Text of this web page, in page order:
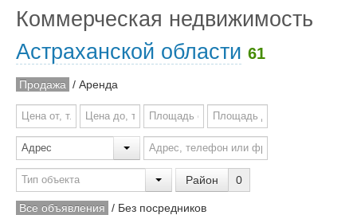
Коммерческая недвижимость
Астраханской области 61
Продажа / Аренда
Район 0
Все объявления / Без посредников